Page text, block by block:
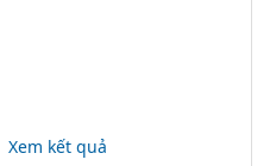
Xem kết quả